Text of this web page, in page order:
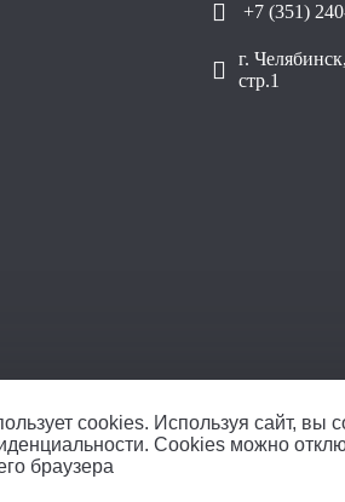
+7 (351)
г.
стр.1
cookies. Используя сайт, вы
. Cookies можно
браузера